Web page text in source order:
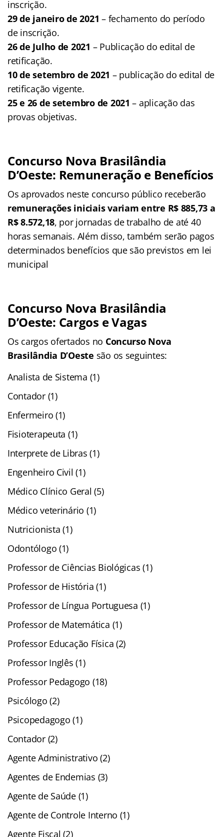
inscrição.
29 de janeiro de 2021 – fechamento do período
de inscrição.
26 de Julho de 2021 – Publicação do edital de
retificação.
10 de setembro de 2021 – publicação do edital de
retificação vigente.
25 e 26 de setembro de 2021 – aplicação das
provas objetivas.
Concurso Nova Brasilândia
D’Oeste: Remuneração e Benefícios
Os aprovados neste concurso público receberão
remunerações iniciais variam entre R$ 885,73 a
R$ 8.572,18, por jornadas de trabalho de até 40
horas semanais. Além disso, também serão pagos
determinados benefícios que são previstos em lei
municipal
Concurso Nova Brasilândia
D’Oeste: Cargos e Vagas
Os cargos ofertados no Concurso Nova
Brasilândia D’Oeste são os seguintes:
Analista de Sistema (1)
Contador (1)
Enfermeiro (1)
Fisioterapeuta (1)
Interprete de Libras (1)
Engenheiro Civil (1)
Médico Clínico Geral (5)
Médico veterinário (1)
Nutricionista (1)
Odontólogo (1)
Professor de Ciências Biológicas (1)
Professor de História (1)
Professor de Língua Portuguesa (1)
Professor de Matemática (1)
Professor Educação Física (2)
Professor Inglês (1)
Professor Pedagogo (18)
Psicólogo (2)
Psicopedagogo (1)
Contador (2)
Agente Administrativo (2)
Agentes de Endemias (3)
Agente de Saúde (1)
Agente de Controle Interno (1)
Agente Fiscal (2)